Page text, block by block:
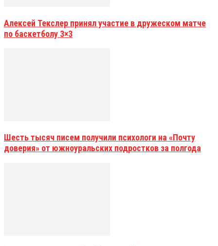
Алексей Текслер принял участие в дружеском матче
по баскетболу 3×3
Шесть тысяч писем получили психологи на «Почту
доверия» от южноуральских подростков за полгода